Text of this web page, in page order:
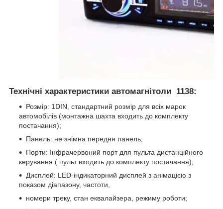
Технічні характеристики автомагнітоли 1138:
Розмір: 1DIN, стандартний розмір для всіх марок
автомобілів (монтажна шахта входить до комплекту
постачання);
Панель: не знімна передня панель;
Порти: Інфрачервоний порт для пульта дистанційного
керування ( пульт входить до комплекту постачання);
Дисплей: LED-індикаторний дисплей з анімацією з
показом діапазону, частоти,
номери треку, стан еквалайзера, режиму роботи;